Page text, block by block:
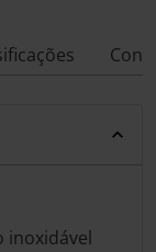
inoxidável